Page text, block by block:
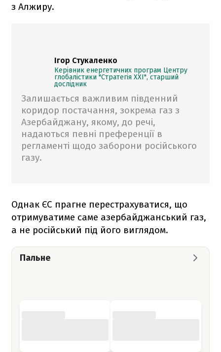
з Алжиру.
Ігор Стукаленко
Керівник енергетичних програм Центру
глобалістики "Стратегія XXI", старший
дослідник
Залишається важливим південний
коридор постачання, зокрема газ з
Азербайджану, якому, до речі,
надаються певні преференції в
регламенті щодо заборони російського
газу.
Однак ЄС прагне перестрахуватися, що
отримуватиме саме азербайджанський газ,
а не російський під його виглядом.
Пальне